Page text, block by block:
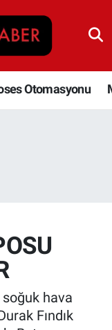
Otomasyonu
soğuk hava
Fındık